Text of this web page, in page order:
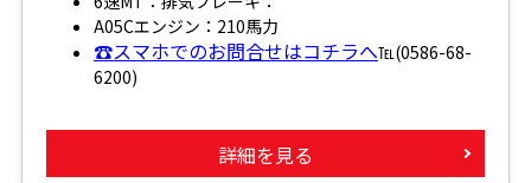
A05Cエンジン：210馬力
☎スマホでのお問合せはコチラへ℡(0586-68-
6200)
詳細を見る